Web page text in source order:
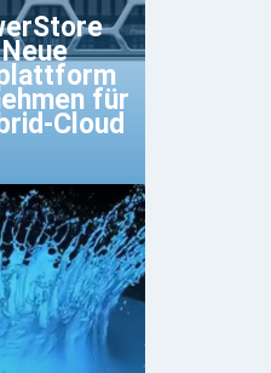
für
Cloud